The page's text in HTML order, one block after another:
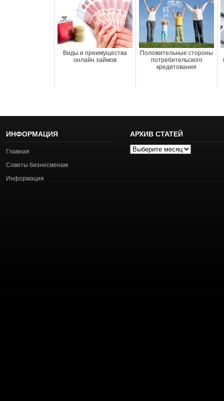
Виды и преимущества
онлайн займов
Положительные стороны
потребительского
кредитования
ИНФОРМАЦИЯ
Главная
Советы бизнесменам
Информация
АРХИВ СТАТЕЙ
Архив